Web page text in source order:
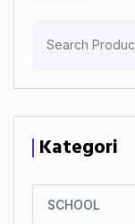
Kategori
SCHOOL